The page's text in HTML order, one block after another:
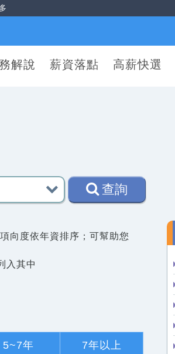
解說 薪資落點 高薪快選
查詢
向度依年資排序；可幫助您
入其中
5~7年 7年以上